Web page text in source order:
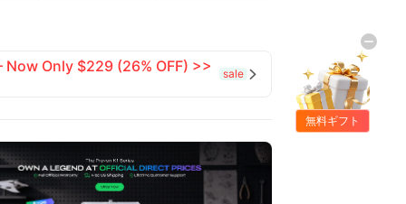
Now Only $229 (26% OFF) >> sale 
無料ギフト